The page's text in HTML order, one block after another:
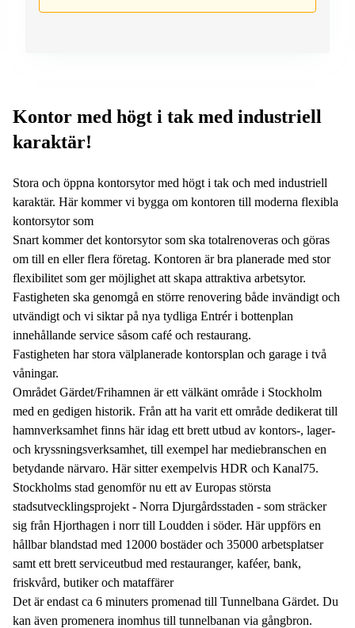
Kontor med högt i tak med industriell
karaktär!
Stora och öppna kontorsytor med högt i tak och med industriell
karaktär. Här kommer vi bygga om kontoren till moderna flexibla
kontorsytor som
Snart kommer det kontorsytor som ska totalrenoveras och göras
om till en eller flera företag. Kontoren är bra planerade med stor
flexibilitet som ger möjlighet att skapa attraktiva arbetsytor.
Fastigheten ska genomgå en större renovering både invändigt och
utvändigt och vi siktar på nya tydliga Entrér i bottenplan
innehållande service såsom café och restaurang.
Fastigheten har stora välplanerade kontorsplan och garage i två
våningar.
Området Gärdet/Frihamnen är ett välkänt område i Stockholm
med en gedigen historik. Från att ha varit ett område dedikerat till
hamnverksamhet finns här idag ett brett utbud av kontors-, lager-
och kryssningsverksamhet, till exempel har mediebranschen en
betydande närvaro. Här sitter exempelvis HDR och Kanal75.
Stockholms stad genomför nu ett av Europas största
stadsutvecklingsprojekt - Norra Djurgårdsstaden - som sträcker
sig från Hjorthagen i norr till Loudden i söder. Här uppförs en
hållbar blandstad med 12000 bostäder och 35000 arbetsplatser
samt ett brett serviceutbud med restauranger, kaféer, bank,
friskvård, butiker och mataffärer
Det är endast ca 6 minuters promenad till Tunnelbana Gärdet. Du
kan även promenera inomhus till tunnelbanan via gångbron.